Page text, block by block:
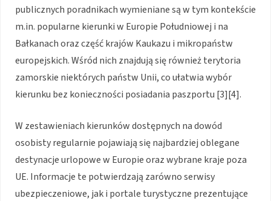
publicznych poradnikach wymieniane są w tym kontekście
m.in. popularne kierunki w Europie Południowej i na
Bałkanach oraz część krajów Kaukazu i mikropaństw
europejskich. Wśród nich znajdują się również terytoria
zamorskie niektórych państw Unii, co ułatwia wybór
kierunku bez konieczności posiadania paszportu [3][4].
W zestawieniach kierunków dostępnych na dowód
osobisty regularnie pojawiają się najbardziej oblegane
destynacje urlopowe w Europie oraz wybrane kraje poza
UE. Informacje te potwierdzają zarówno serwisy
ubezpieczeniowe, jak i portale turystyczne prezentujące